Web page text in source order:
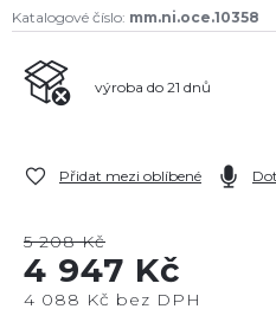
Katalogové číslo: mm.ni.oce.10358
výroba do 21 dnů
Přidat mezi oblíbené
5 208 Kč
4 947 Kč
4 088 Kč bez DPH